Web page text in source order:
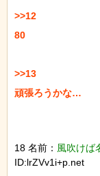
>>12
80
>>13
頑張ろうかな…
18 名前： 風吹けば
ID:lrZVv1i+p.net